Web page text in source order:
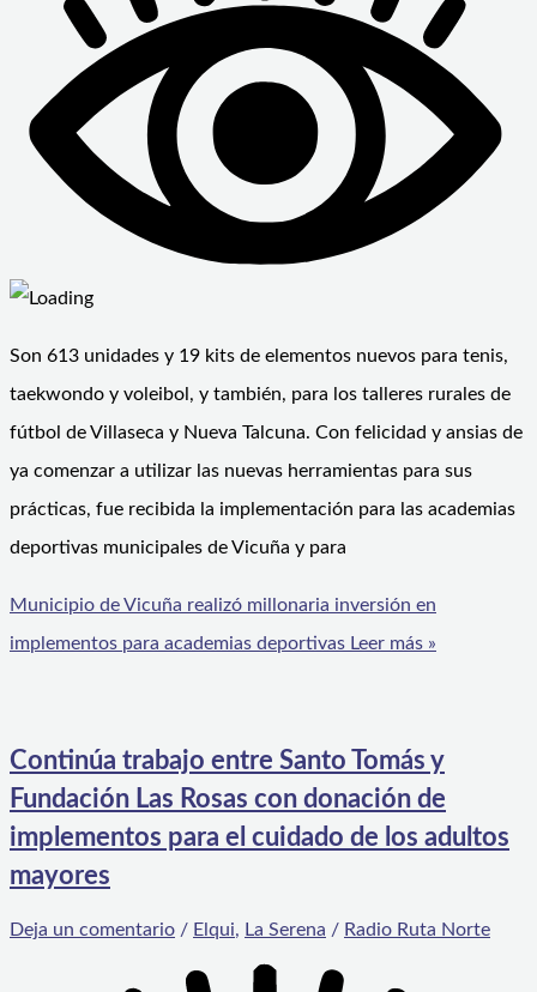
Son 613 unidades y 19 kits de elementos nuevos para tenis,
taekwondo y voleibol, y también, para los talleres rurales de
fútbol de Villaseca y Nueva Talcuna. Con felicidad y ansias de
ya comenzar a utilizar las nuevas herramientas para sus
prácticas, fue recibida la implementación para las academias
deportivas municipales de Vicuña y para
Municipio de Vicuña realizó millonaria inversión en
implementos para academias deportivas Leer más »
Continúa trabajo entre Santo Tomás y
Fundación Las Rosas con donación de
implementos para el cuidado de los adultos
mayores
Deja un comentario / Elqui, La Serena / Radio Ruta Norte